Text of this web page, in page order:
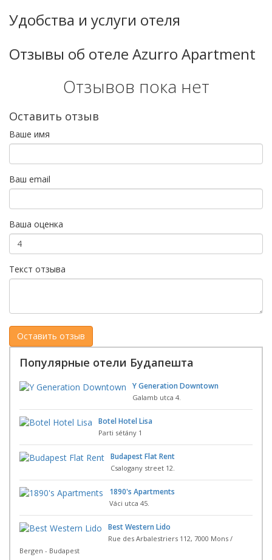
Удобства и услуги отеля
Отзывы об отеле Azurro Apartment
Отзывов пока нет
Оставить отзыв
Ваше имя
Ваш email
Ваша оценка
Текст отзыва
Популярные отели Будапешта
Y Generation Downtown
Galamb utca 4.
Botel Hotel Lisa
Parti sétány 1
Budapest Flat Rent
Csalogany street 12.
1890's Apartments
Váci utca 45.
Best Western Lido
Rue des Arbalestriers 112, 7000 Mons /
Bergen - Budapest